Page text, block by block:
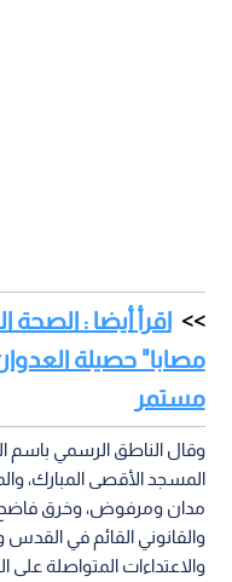
مصابا" حصيلة
مستمر
وقال الناطق الرسمي باسم
المسجد الأقصى المبارك،
مدان ومرفوض، وخرق فاضح
والقانوني القائم في القدس
والاعتداءات المتواصلة